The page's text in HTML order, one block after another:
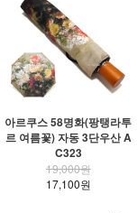
아르쿠스 58명화(팡탱라투
르 여름꽃) 자동 3단우산 A
C323
19,000원
17,100원